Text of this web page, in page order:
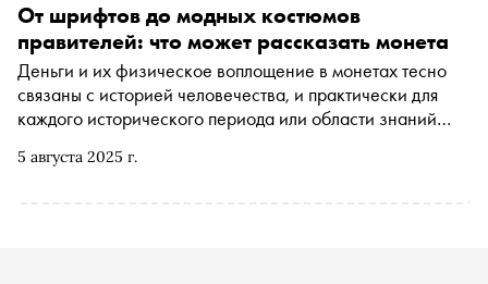
5 августа 2025 г.
От шрифтов до модных костюмов
правителей: что может рассказать монета
Деньги и их физическое воплощение в монетах тесно
связаны с историей человечества, и практически для
каждого исторического периода или области знаний
Нумизматика рассказывает про искусство, экономику,